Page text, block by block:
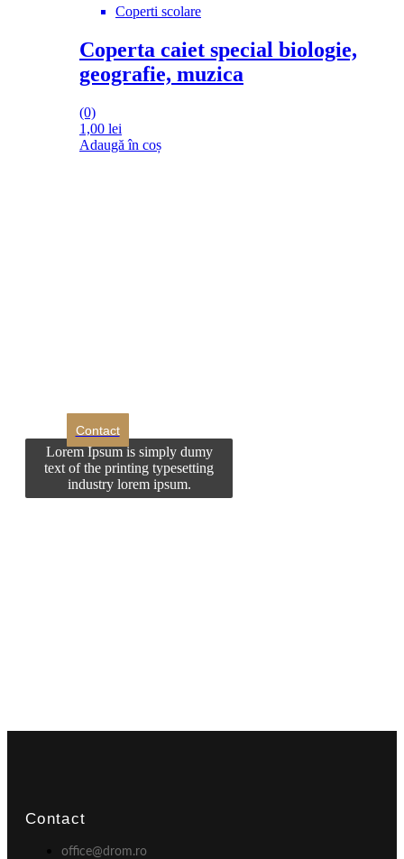
Coperti scolare
Coperta caiet special biologie,
geografie, muzica
(0)
1,00 lei
Adaugă în coș
Contact
Lorem Ipsum is simply dumy
text of the printing typesetting
industry lorem ipsum.
Contact
office@drom.ro